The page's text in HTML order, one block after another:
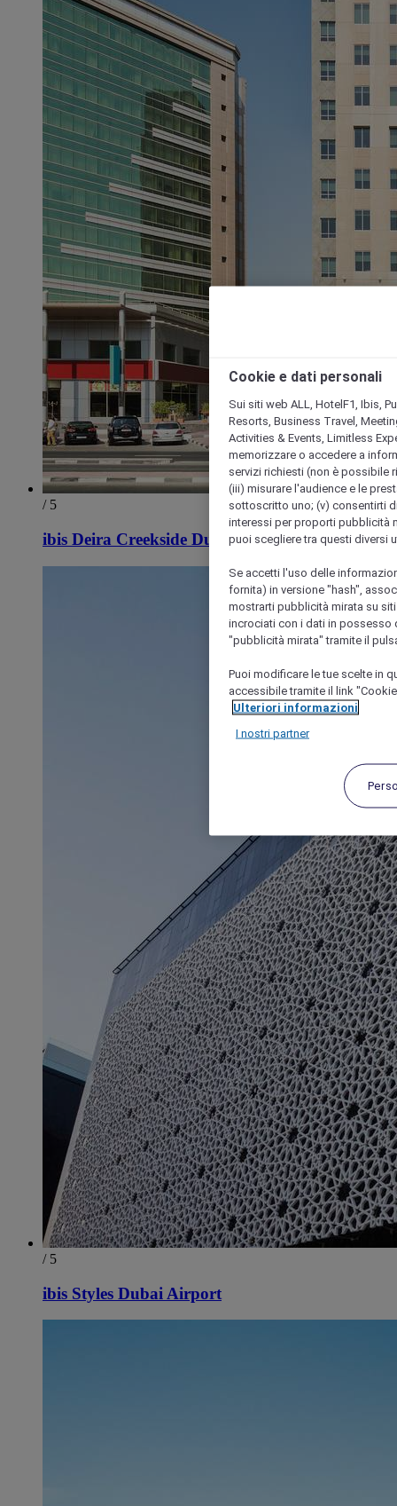
/ 5
ibis Deira Creekside Dubai
/ 5
ibis Styles Dubai Airport
Cookie e dati personali
Sui siti web ALL, HotelF1, Ibis,
Resorts, Business Travel,
Activities & Events, Limitless
memorizzare o accedere a
servizi richiesti (non è possibile
(iii) misurare l'audience e le
sottoscritto uno; (v) consentirti
interessi per proporti pubblicità
puoi scegliere tra questi diversi
Se accetti l'uso delle
fornita) in versione "hash",
mostrarti pubblicità mirata su
incrociati con i dati in possesso
"pubblicità mirata" tramite il
Puoi modificare le tue scelte in
accessibile tramite il link
Ulteriori informazioni
I nostri partner